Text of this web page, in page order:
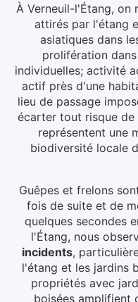
À Verneuil-l'Étang, on
attirés par l'étang
asiatiques dans
prolifération
individuelles; activité
actif près d'une
lieu de passage
écarter tout risque de
représentent une
biodiversité locale
Guêpes et frelons
fois de suite et de
quelques secondes
l'Étang, nous
incidents,
l'étang et les jardins
propriétés avec
boisées amplifient